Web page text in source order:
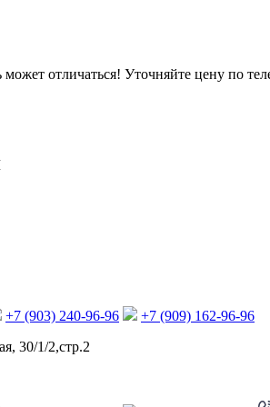
отличаться! Уточняйте цену по
+7 (903) 240-96-96
+7 (909) 162-96-96
30/1/2,стр.2